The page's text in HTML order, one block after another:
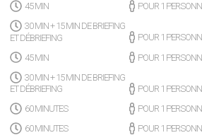
45 MIN POUR 1
30 MIN + 15 MIN DE BRIEFING
ET DÉBRIEFING
POUR 1
45 MIN POUR 1
30 MIN + 15 MIN DE BRIEFING
ET DÉBRIEFING
POUR 1
60 MINUTES POUR 1
60 MINUTES POUR 1